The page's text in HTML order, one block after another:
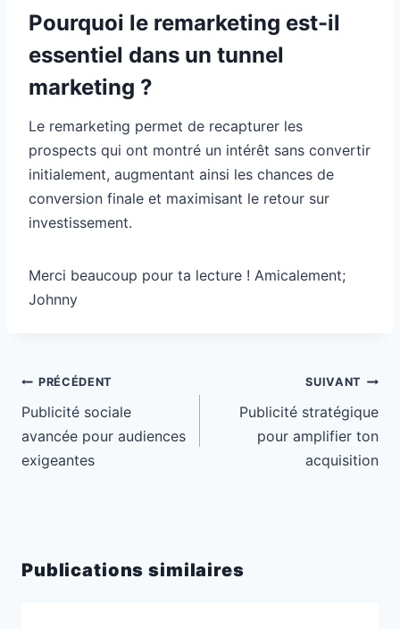
Pourquoi le remarketing est-il
essentiel dans un tunnel
marketing ?
Le remarketing permet de recapturer les
prospects qui ont montré un intérêt sans convertir
initialement, augmentant ainsi les chances de
conversion finale et maximisant le retour sur
investissement.
Merci beaucoup pour ta lecture ! Amicalement;
Johnny
Navigation
de
l’article
PRÉCÉDENT
Publicité sociale
avancée pour audiences
exigeantes
SUIVANT
Publicité stratégique
pour amplifier ton
acquisition
Publications similaires